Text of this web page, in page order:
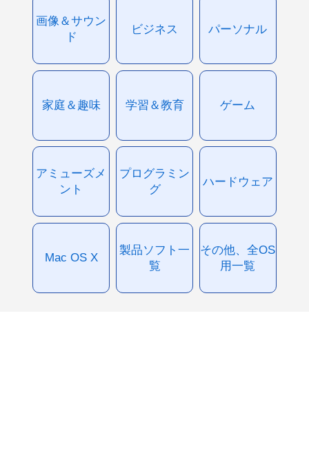
画像＆サウン
ド
ビジネス パーソナル
家庭＆趣味 学習＆教育 ゲーム
アミューズメ
ント
プログラミン
グ
ハードウェア
Mac OS X
製品ソフト一
覧
その他、全OS
用一覧